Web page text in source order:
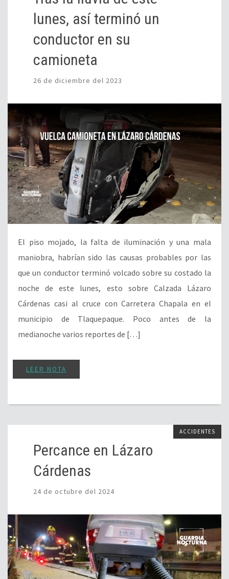
lunes, así terminó un
conductor en su
camioneta
26 de diciembre del 2023
El piso mojado, la falta de iluminación y una mala
maniobra, habrían sido las causas probables por las
que un conductor terminó volcado sobre su costado la
noche de este lunes, esto sobre Calzada Lázaro
Cárdenas casi al cruce con Carretera Chapala en el
municipio de Tlaquepaque. Poco antes de la
medianoche varios reportes de […]
LEER NOTA
ACCIDENTES
Percance en Lázaro
Cárdenas
24 de octubre del 2024